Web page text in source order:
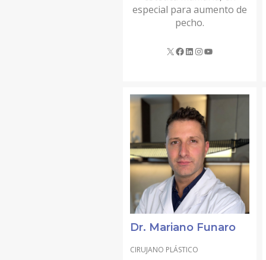
MASTOPEXIA EN L
MASTOPEXIA (ELEVACIÓN MAMARIA CON PRÓTESIS)
GINECOMASTIA
IMPLANTES PECTORALES HOMBRE
LÁSER URGOTOUCH
CIRUGÍA CORPORAL
LIPOSUCCIÓN BODYTITE
LIPOSUCCIÓN EN MADRID
especial para aumento de
pecho.
Dr. Mariano Funaro
CIRUJANO PLÁSTICO